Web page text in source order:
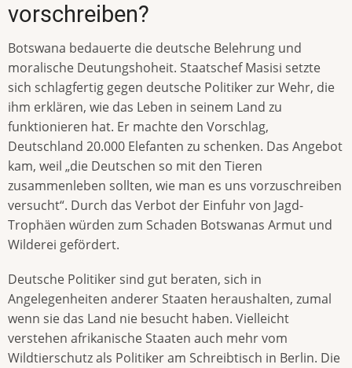
vorschreiben?
Botswana bedauerte die deutsche Belehrung und
moralische Deutungshoheit. Staatschef Masisi setzte
sich schlagfertig gegen deutsche Politiker zur Wehr, die
ihm erklären, wie das Leben in seinem Land zu
funktionieren hat. Er machte den Vorschlag,
Deutschland 20.000 Elefanten zu schenken. Das Angebot
kam, weil „die Deutschen so mit den Tieren
zusammenleben sollten, wie man es uns vorzuschreiben
versucht“. Durch das Verbot der Einfuhr von Jagd-
Trophäen würden zum Schaden Botswanas Armut und
Wilderei gefördert.
Deutsche Politiker sind gut beraten, sich in
Angelegenheiten anderer Staaten heraushalten, zumal
wenn sie das Land nie besucht haben. Vielleicht
verstehen afrikanische Staaten auch mehr vom
Wildtierschutz als Politiker am Schreibtisch in Berlin. Die